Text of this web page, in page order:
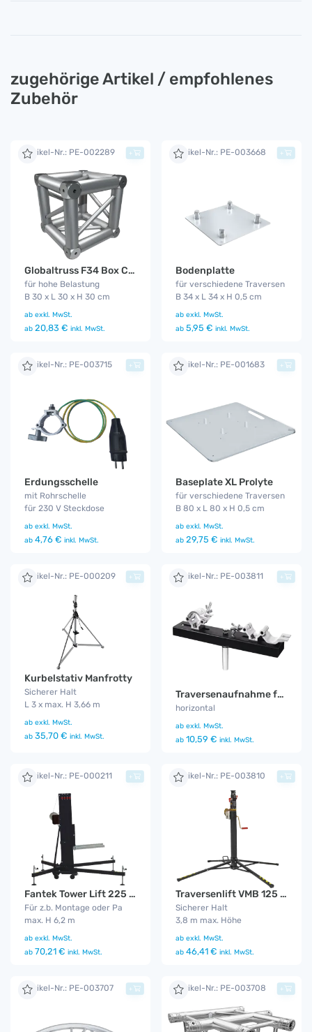
zugehörige Artikel / empfohlenes
Zubehör
Artikel-Nr.: PE-002289
Globaltruss F34 Box Corner
für hohe Belastung
B 30 x L 30 x H 30 cm
ab exkl. MwSt.
ab 20,83 € inkl. MwSt.
+ Artikel-Nr.: PE-003668
Bodenplatte
für verschiedene Traversen
B 34 x L 34 x H 0,5 cm
ab exkl. MwSt.
ab 5,95 € inkl. MwSt.
+
Artikel-Nr.: PE-003715
Erdungsschelle
mit Rohrschelle
für 230 V Steckdose
ab exkl. MwSt.
ab 4,76 € inkl. MwSt.
+ Artikel-Nr.: PE-001683
Baseplate XL Prolyte
für verschiedene Traversen
B 80 x L 80 x H 0,5 cm
ab exkl. MwSt.
ab 29,75 € inkl. MwSt.
+
Artikel-Nr.: PE-000209
Kurbelstativ Manfrotty
Sicherer Halt
L 3 x max. H 3,66 m
ab exkl. MwSt.
ab 35,70 € inkl. MwSt.
+ Artikel-Nr.: PE-003811
Traversenaufnahme für Stative und Lifte
horizontal
ab exkl. MwSt.
ab 10,59 € inkl. MwSt.
+
Artikel-Nr.: PE-000211
Fantek Tower Lift 225 kg 6,2 m
Für z.b. Montage oder Pa
max. H 6,2 m
ab exkl. MwSt.
ab 70,21 € inkl. MwSt.
+ Artikel-Nr.: PE-003810
Traversenlift VMB 125 TE-034
Sicherer Halt
3,8 m max. Höhe
ab exkl. MwSt.
ab 46,41 € inkl. MwSt.
+
Artikel-Nr.: PE-003707 + Artikel-Nr.: PE-003708 +